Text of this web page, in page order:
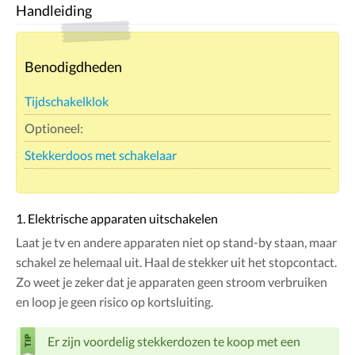
Handleiding
Benodigdheden
Tijdschakelklok
Optioneel:
Stekkerdoos met schakelaar
1. Elektrische apparaten uitschakelen
Laat je tv en andere apparaten niet op stand-by staan, maar
schakel ze helemaal uit. Haal de stekker uit het stopcontact.
Zo weet je zeker dat je apparaten geen stroom verbruiken
en loop je geen risico op kortsluiting.
Er zijn voordelig stekkerdozen te koop met een